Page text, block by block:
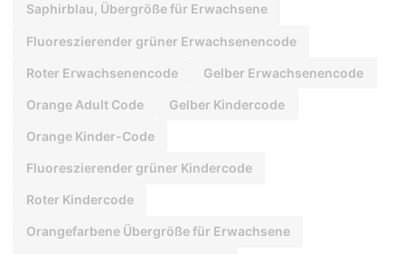
Saphirblau, Übergröße für Erwachsene
Fluoreszierender grüner Erwachsenencode
Roter Erwachsenencode Gelber Erwachsenencode
Orange Adult Code Gelber Kindercode
Orange Kinder-Code
Fluoreszierender grüner Kindercode
Roter Kindercode
Orangefarbene Übergröße für Erwachsene